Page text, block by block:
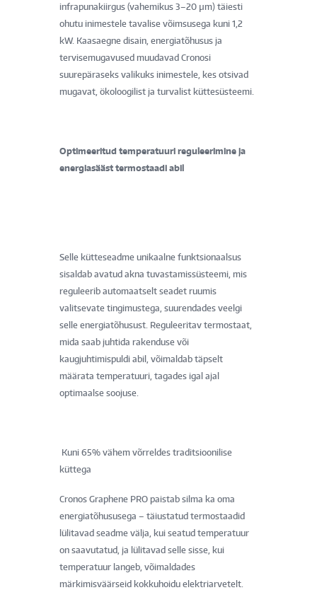
infrapunakiirgus (vahemikus 3–20 µm) täiesti
ohutu inimestele tavalise võimsusega kuni 1,2
kW. Kaasaegne disain, energiatõhusus ja
tervisemugavused muudavad Cronosi
suurepäraseks valikuks inimestele, kes otsivad
mugavat, ökoloogilist ja turvalist küttesüsteemi.
Optimeeritud temperatuuri reguleerimine ja
energiasääst termostaadi abil
Selle kütteseadme unikaalne funktsionaalsus
sisaldab avatud akna tuvastamissüsteemi, mis
reguleerib automaatselt seadet ruumis
valitsevate tingimustega, suurendades veelgi
selle energiatõhusust. Reguleeritav termostaat,
mida saab juhtida rakenduse või
kaugjuhtimispuldi abil, võimaldab täpselt
määrata temperatuuri, tagades igal ajal
optimaalse soojuse.
Kuni 65% vähem võrreldes traditsioonilise
küttega
Cronos Graphene PRO paistab silma ka oma
energiatõhususega – täiustatud termostaadid
lülitavad seadme välja, kui seatud temperatuur
on saavutatud, ja lülitavad selle sisse, kui
temperatuur langeb, võimaldades
märkimisväärseid kokkuhoidu elektriarvetelt.